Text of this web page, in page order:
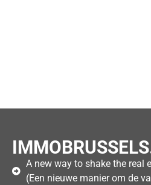
A new way to shake the real
(Een nieuwe manier om de